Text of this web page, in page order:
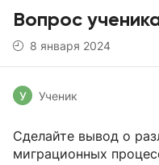
Вопрос
8 января 2024
У Ученик
Сделайте вывод о
миграционных